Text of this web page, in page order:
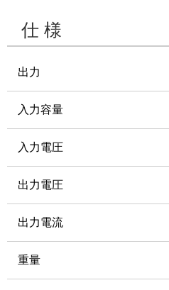
仕 様
出力
入力容量
入力電圧
出力電圧
出力電流
重量